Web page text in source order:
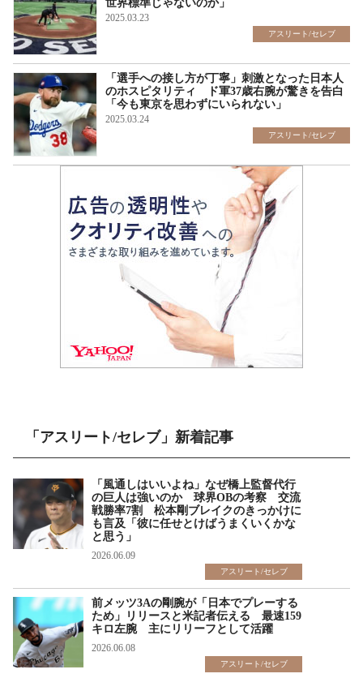
世界標準じゃないのか」
2025.03.23
アスリート/セレブ
「選手への接し方が丁寧」刺激となった日本人
のホスピタリティ ド軍37歳右腕が驚きを告白
「今も東京を思わずにいられない」
2025.03.24
アスリート/セレブ
「アスリート/セレブ」新着記事
「風通しはいいよね」なぜ橋上監督代行
の巨人は強いのか 球界OBの考察 交流
戦勝率7割 松本剛ブレイクのきっかけに
も言及「彼に任せとけばうまくいくかな
と思う」
2026.06.09
アスリート/セレブ
前メッツ3Aの剛腕が「日本でプレーする
ため」リリースと米記者伝える 最速159
キロ左腕 主にリリーフとして活躍
2026.06.08
アスリート/セレブ